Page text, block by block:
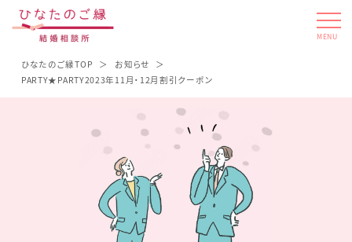
MENU
ひなたのご縁TOP
お知らせ
PARTY★PARTY2023年11月・12月割引クーポン